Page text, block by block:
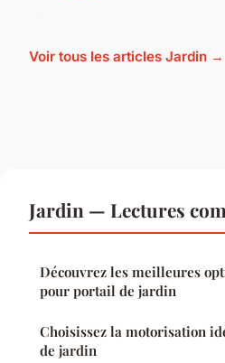
Voir tous les articles Jardin →
Jardin — Lectures
Découvrez les meilleures
pour portail de jardin
Choisissez la motorisation
de jardin